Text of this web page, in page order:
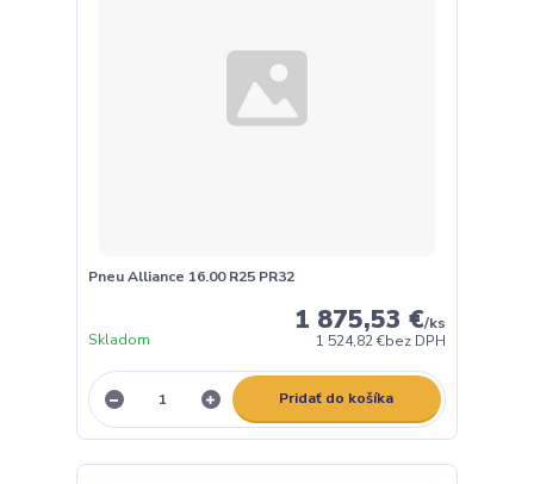
Pneu Alliance 16.00 R25 PR32
1 875,53 €/ks
1 524,82 €bez DPH
Skladom
Pridať do košíka